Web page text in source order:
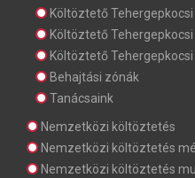
Költöztető
Költöztető
Költöztető
Behajtási zónák
Tanácsaink
Nemzetközi költöztetés
Nemzetközi költöztetés
Nemzetközi költöztetés